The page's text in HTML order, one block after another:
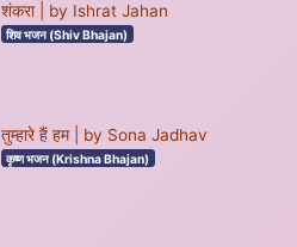
शंकरा | by Ishrat Jahan
शिव भजन (Shiv Bhajan)
तुम्हारे हैं हम | by Sona Jadhav
कृष्ण भजन (Krishna Bhajan)